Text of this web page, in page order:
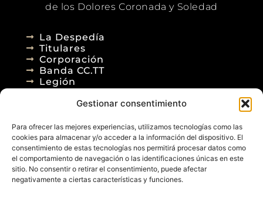
Gestionar consentimiento
Para ofrecer las mejores experiencias, utilizamos tecnologías como las
cookies para almacenar y/o acceder a la información del dispositivo. El
consentimiento de estas tecnologías nos permitirá procesar datos como
el comportamiento de navegación o las identificaciones únicas en este
sitio. No consentir o retirar el consentimiento, puede afectar
negativamente a ciertas características y funciones.
de los Dolores Coronada y Soledad
La Despedía
Titulares
Corporación
Banda CC.TT
Legión
Agenda
Contacto